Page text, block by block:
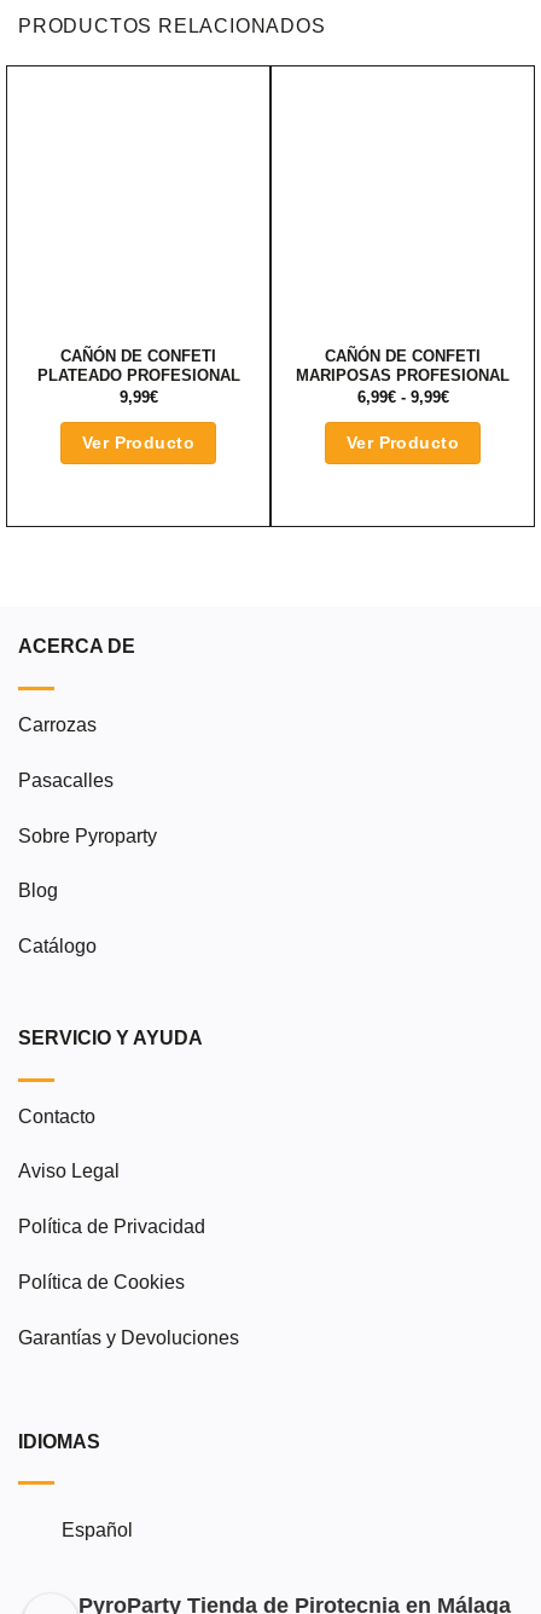
PRODUCTOS RELACIONADOS
CAÑÓN DE CONFETI
PLATEADO PROFESIONAL
9,99€
Ver Producto
CAÑÓN DE CONFETI
MARIPOSAS PROFESIONAL
6,99€ - 9,99€RANGO
PRECIOS:
DESDE
6,99€
HASTA
Ver Producto
TIENE
ACERCA DE
Carrozas
Pasacalles
Sobre Pyroparty
Blog
Catálogo
SERVICIO Y AYUDA
Contacto
Aviso Legal
Política de Privacidad
Política de Cookies
Garantías y Devoluciones
IDIOMAS
Español
PyroParty Tienda de Pirotecnia en Málaga